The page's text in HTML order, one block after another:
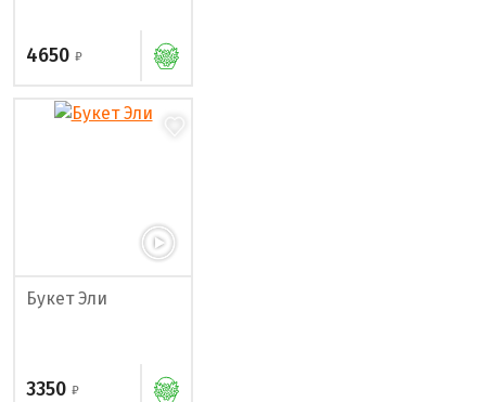
4650
Букет Эли
3350